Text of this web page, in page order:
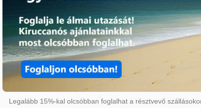
Legalább 15%-kal olcsóbban foglalhat a résztvevő